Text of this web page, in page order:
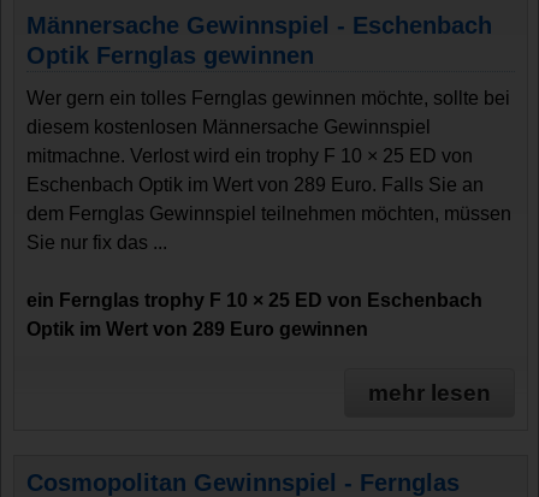
Männersache Gewinnspiel - Eschenbach
Optik Fernglas gewinnen
Wer gern ein tolles Fernglas gewinnen möchte, sollte bei
diesem kostenlosen Männersache Gewinnspiel
mitmachne. Verlost wird ein trophy F 10 × 25 ED von
Eschenbach Optik im Wert von 289 Euro. Falls Sie an
dem Fernglas Gewinnspiel teilnehmen möchten, müssen
Sie nur fix das ...
ein Fernglas trophy F 10 × 25 ED von Eschenbach
Optik im Wert von 289 Euro gewinnen
mehr lesen
Cosmopolitan Gewinnspiel - Fernglas